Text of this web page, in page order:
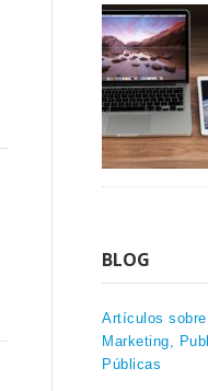
BLOG
Artículos
Marketing,
Públicas